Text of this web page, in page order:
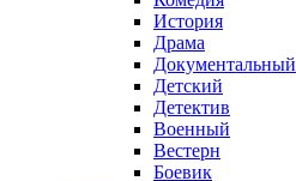
История
Драма
Документальный
Детский
Детектив
Военный
Вестерн
Боевик